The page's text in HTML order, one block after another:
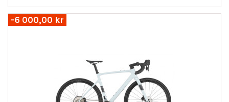
-6 000,00 kr